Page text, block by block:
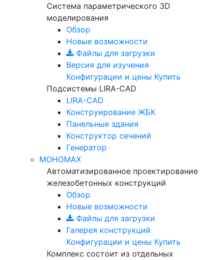
Система параметрического 3D
моделирования
Обзор
Новые возможности
Файлы для загрузки
Версия для изучения
Конфигурации и цены Купить
Подсистемы LIRA-CAD
LIRA-CAD
Конструирование ЖБК
Панельные здания
Конструктор сечений
Генератор
МОНОМАХ
Автоматизированное проектирование
железобетонных конструкций
Обзор
Новые возможности
Файлы для загрузки
Галерея конструкций
Конфигурации и цены Купить
Комплекс состоит из отдельных